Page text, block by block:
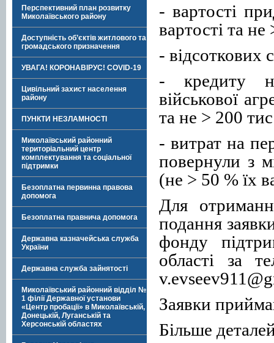
Перспективний план розвитку
Миколаївського району
Доступність об’єктів житлового та
громадського призначення
УВАГА! КОРОНАВІРУС! COVID-19
Цивільний захист населення
району
ПУНКТИ НЕЗЛАМНОСТІ
Миколаївський районний
територіальний центр
комплектування та соціальної
підтримки
Безоплатна первинна правова
допомога
Безоплатна правнича допомога
Державна казначейська служба
України
Державна служба зайнятості
Миколаївський районний відділ №
1 філії Державної установи
«Центр пробації» в Миколаївській,
Донецькій, Луганській та
Херсонській областях
- вартості
вартості та
- відсоткових
- кредиту
військової
та не > 200
- витрат на
повернули з
(не > 50 % їх
Для
подання
фонду
області за
Заявки
Більше